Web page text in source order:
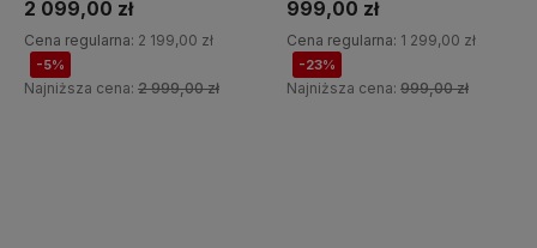
2 099,00 zł
Cena regularna: 2 199,00 zł
-5%
Najniższa cena: 2 999,00 zł
999,00 zł
Cena regularna: 1 299,00 zł
-23%
Najniższa cena: 999,00 zł